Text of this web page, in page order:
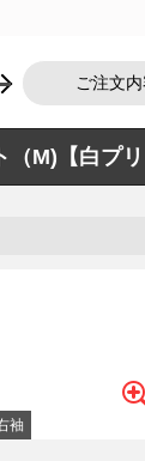
ご注文
（M)【白プ